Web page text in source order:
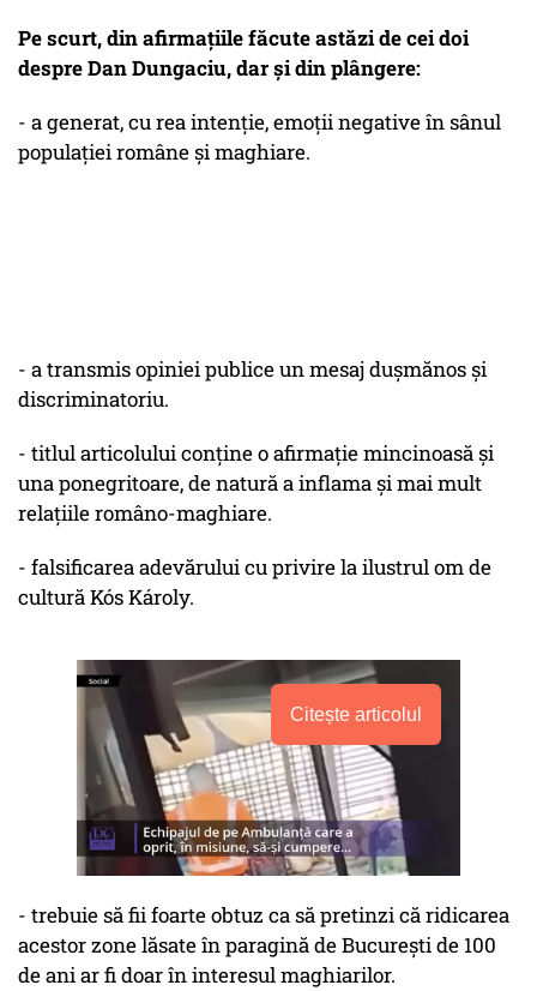
Pe scurt, din afirmațiile făcute astăzi de cei doi
despre Dan Dungaciu, dar și din plângere:
- a generat, cu rea intenţie, emoţii negative în sânul
populaţiei române şi maghiare.
- a transmis opiniei publice un mesaj duşmănos şi
discriminatoriu.
- titlul articolului conţine o afirmaţie mincinoasă şi
una ponegritoare, de natură a inflama şi mai mult
relaţiile româno-maghiare.
- falsificarea adevărului cu privire la ilustrul om de
cultură Kós Károly.
Citește articolul
- trebuie să fii foarte obtuz ca să pretinzi că ridicarea
acestor zone lăsate în paragină de Bucureşti de 100
de ani ar fi doar în interesul maghiarilor.